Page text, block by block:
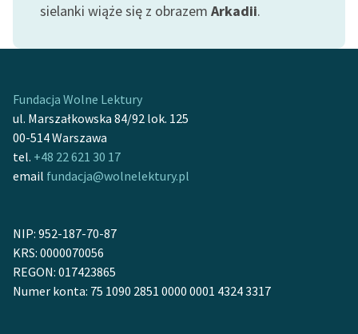
Kolekcje edukacyjne
Starego Testamentu
Odkurzamy bohaterów
Szkoła Poezji Wolnych
Lektur
Kontakt
O projekcie
sielanki wiąże się z obrazem Arkadii.
Fundacja Wolne Lektury
ul. Marszałkowska 84/92 lok. 125
00-514 Warszawa
tel. +48 22 621 30 17
email fundacja@wolnelektury.pl
NIP: 952-187-70-87
KRS: 0000070056
REGON: 017423865
Numer konta: 75 1090 2851 0000 0001 4324 3317